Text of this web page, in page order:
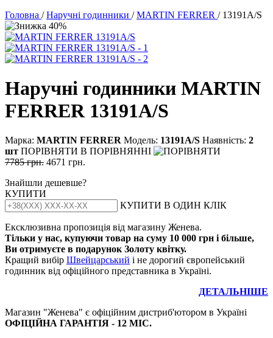
Головна /Наручні годинники /MARTIN FERRER / 13191А/S
Наручні годинники MARTIN
FERRER 13191А/S
Марка: MARTIN FERRER Модель: 13191А/S Наявність: 2
шт ПОРІВНЯТИ В ПОРІВНЯННІ
7785 грн. 4671 грн.
Знайшли дешевше?
КУПИТИ
КУПИТИ В ОДИН КЛІК
Ексклюзивна пропозиція від магазину Женева.
Тільки у нас, купуючи товар на суму 10 000 грн і більше,
Ви отримуєте в подарунок Золоту квітку.
Кращий вибір Швейцарський і не дорогий європейський
годинник від офіційного представника в Україні.
ДЕТАЛЬНІШЕ
Магазин "Женева" є офіційним дистриб'ютором в Україні
ОФІЦІЙНА ГАРАНТІЯ - 12 МІС.